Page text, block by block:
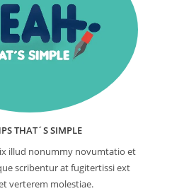
THAT´S SIMPLE
illud nonummy novumtatio et
scribentur at fugitertissi ext
verterem molestiae.